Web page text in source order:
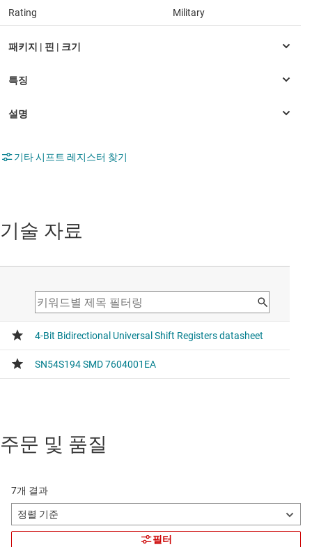
Rating Military
기타 시프트 레지스터 찾기
기술 자료
주문 및 품질